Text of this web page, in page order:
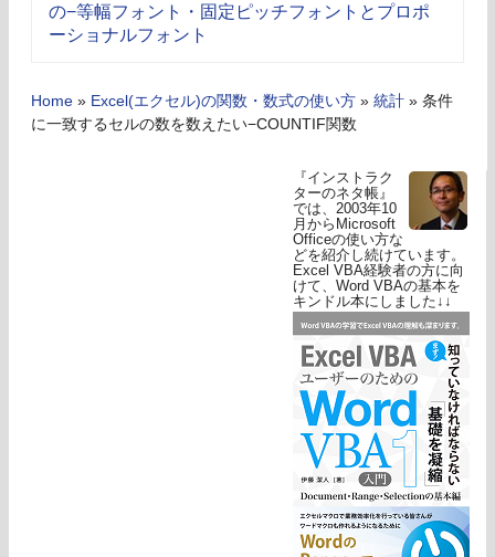
の−等幅フォント・固定ピッチフォントとプロポ
ーショナルフォント
Home » Excel(エクセル)の関数・数式の使い方 » 統計 » 条件
に一致するセルの数を数えたい−COUNTIF関数
『インストラク
ターのネタ帳』
では、2003年10
月からMicrosoft
Officeの使い方な
どを紹介し続けています。
Excel VBA経験者の方に向
けて、Word VBAの基本を
キンドル本にしました↓↓